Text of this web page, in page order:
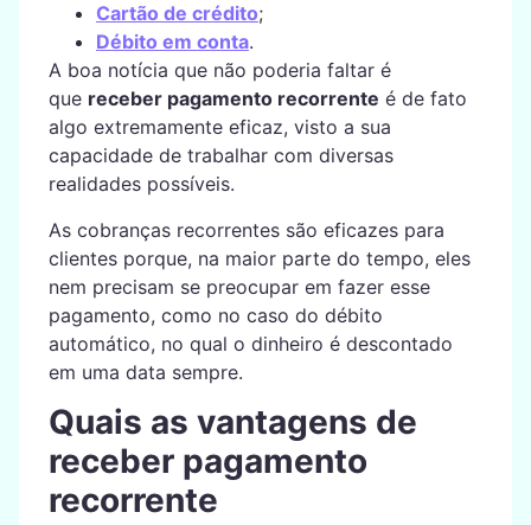
Cartão de crédito;
Débito em conta.
A boa notícia que não poderia faltar é
que receber pagamento recorrente é de fato
algo extremamente eficaz, visto a sua
capacidade de trabalhar com diversas
realidades possíveis.
As cobranças recorrentes são eficazes para
clientes porque, na maior parte do tempo, eles
nem precisam se preocupar em fazer esse
pagamento, como no caso do débito
automático, no qual o dinheiro é descontado
em uma data sempre.
Quais as vantagens de
receber pagamento
recorrente